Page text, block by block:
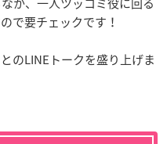
で要チェックです！
のLINEトークを盛り上げま